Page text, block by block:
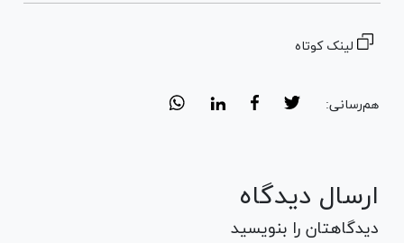
لینک کوتاه
هم‌رسانی:
ارسال دیدگاه
دیدگاهتان را بنویسید